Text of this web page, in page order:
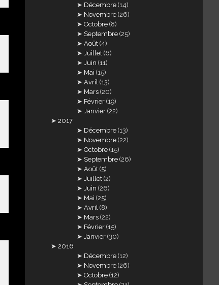
Décembre (14)
Novembre (26)
Octobre (8)
Septembre (25)
Août (4)
Juillet (6)
Juin (11)
Mai (15)
Avril (13)
Mars (20)
Février (19)
Janvier (22)
2017
Décembre (13)
Novembre (22)
Octobre (15)
Septembre (26)
Août (5)
Juillet (2)
Juin (26)
Mai (25)
Avril (8)
Mars (22)
Février (15)
Janvier (30)
2016
Décembre (12)
Novembre (26)
Octobre (12)